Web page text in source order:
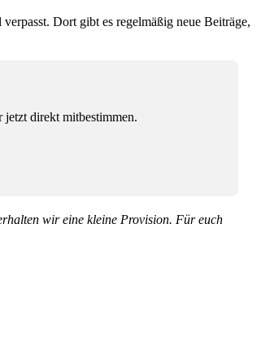
Dort gibt es regelmäßig neue Beiträge,
jetzt direkt mitbestimmen.
wir eine kleine Provision. Für euch